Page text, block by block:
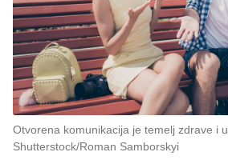
Otvorena komunikacija je temelj zdrave i
Shutterstock/Roman Samborskyi